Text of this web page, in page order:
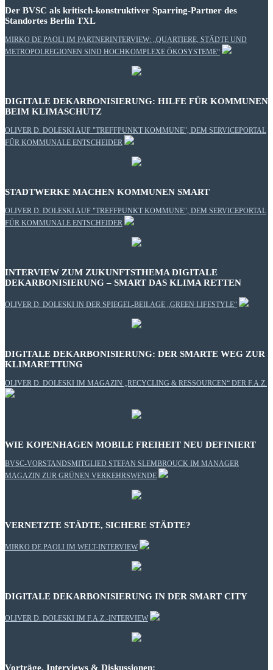
Der BVSC als kritisch-konstruktiver Sparring-Partner des
Standortes Berlin TXL
MIRKO DE PAOLI IM PARTNERINTERVIEW: „QUARTIERE, STÄDTE UND
METROPOLREGIONEN SIND HOCHKOMPLEXE ÖKOSYSTEME“
DIGITALE DEKARBONISIERUNG: HILFE FÜR KOMMUNEN
BEIM KLIMASCHUTZ
OLIVER D. DOLESKI AUF "TREFFPUNKT KOMMUNE", DEM SERVICEPORTAL
FÜR KOMMUNALE ENTSCHEIDER
STADTWERKE MACHEN KOMMUNEN SMART
OLIVER D. DOLESKI AUF "TREFFPUNKT KOMMUNE", DEM SERVICEPORTAL
FÜR KOMMUNALE ENTSCHEIDER
INTERVIEW ZUM ZUKUNFTSTHEMA DIGITALE
DEKARBONISIERUNG – SMART DAS KLIMA RETTEN
OLIVER D. DOLESKI IN DER SPIEGEL-BEILAGE „GREEN LIFESTYLE“
DIGITALE DEKARBONISIERUNG: DER SMARTE WEG ZUR
KLIMARETTUNG
OLIVER D. DOLESKI IM MAGAZIN „RECYCLING & RESSOURCEN“ DER F.A.Z.
WIE KOPENHAGEN MOBILE FREIHEIT NEU DEFINIERT
BVSC-VORSTANDSMITGLIED STEFAN SLEMBROUCK IM MANAGER
MAGAZIN ZUR GRÜNEN VERKEHRSWENDE
VERNETZTE STÄDTE, SICHERE STÄDTE?
MIRKO DE PAOLI IM WELT-INTERVIEW
DIGITALE DEKARBONISIERUNG IN DER SMART CITY
OLIVER D. DOLESKI IM F.A.Z.-INTERVIEW
Vorträge, Interviews & Diskussionen: